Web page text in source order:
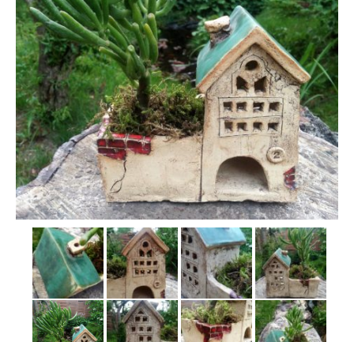
Deutsch